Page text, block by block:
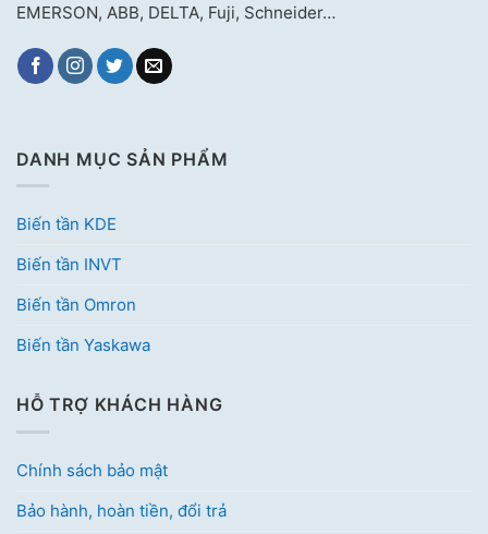
EMERSON, ABB, DELTA, Fuji, Schneider…
DANH MỤC SẢN PHẨM
Biến tần KDE
Biến tần INVT
Biến tần Omron
Biến tần Yaskawa
HỖ TRỢ KHÁCH HÀNG
Chính sách bảo mật
Bảo hành, hoàn tiền, đổi trả